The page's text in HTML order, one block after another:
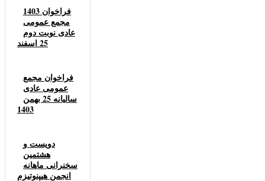
1403 فراخوان
مجمع عمومی
عادی نوبت دوم
25 اسفند
فراخوان مجمع
عمومی عادی
سالیانه 25 بهمن
1403
دویست و
هشتمین
سخنرانی ماهانه
انجمن هیپنوتیزم